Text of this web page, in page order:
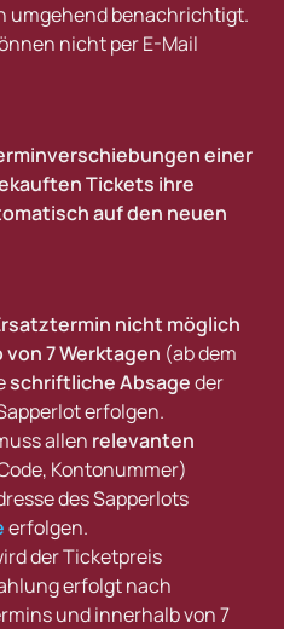
umgehend benachrichtigt.
nicht per E-Mail
einer
Tickets ihre
auf den neuen
nicht möglich
7 Werktagen (ab dem
schriftliche Absageder
erfolgen.
allen relevanten
Kontonummer)
des Sapperlots
erfolgen.
der Ticketpreis
erfolgt nach
und innerhalb von 7